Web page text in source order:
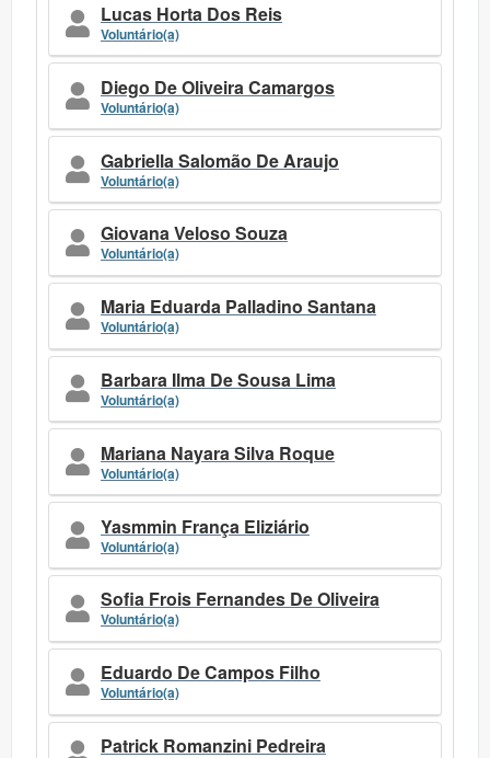
Lucas Horta Dos Reis
Voluntário(a)
Diego De Oliveira Camargos
Voluntário(a)
Gabriella Salomão De Araujo
Voluntário(a)
Giovana Veloso Souza
Voluntário(a)
Maria Eduarda Palladino Santana
Voluntário(a)
Barbara Ilma De Sousa Lima
Voluntário(a)
Mariana Nayara Silva Roque
Voluntário(a)
Yasmmin França Eliziário
Voluntário(a)
Sofia Frois Fernandes De Oliveira
Voluntário(a)
Eduardo De Campos Filho
Voluntário(a)
Patrick Romanzini Pedreira